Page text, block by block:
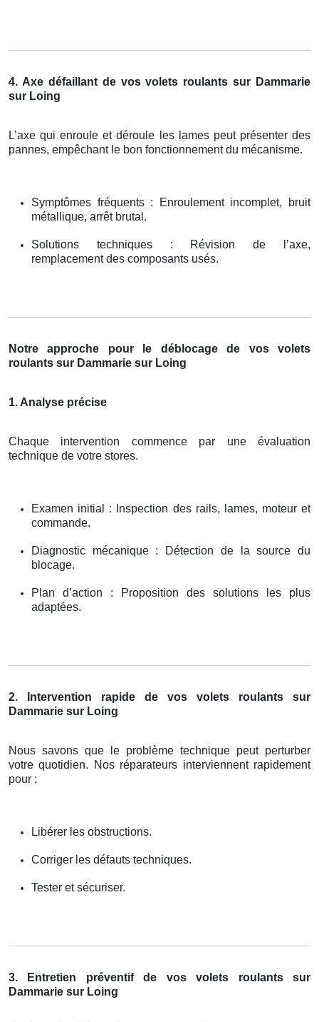
4. Axe défaillant de vos volets roulants sur Dammarie
sur Loing
L’axe qui enroule et déroule les lames peut présenter des
pannes, empêchant le bon fonctionnement du mécanisme.
Symptômes fréquents : Enroulement incomplet, bruit
métallique, arrêt brutal.
Solutions techniques : Révision de l’axe,
remplacement des composants usés.
Notre approche pour le déblocage de vos volets
roulants sur Dammarie sur Loing
1. Analyse précise
Chaque intervention commence par une évaluation
technique de votre stores.
Examen initial : Inspection des rails, lames, moteur et
commande.
Diagnostic mécanique : Détection de la source du
blocage.
Plan d’action : Proposition des solutions les plus
adaptées.
2. Intervention rapide de vos volets roulants sur
Dammarie sur Loing
Nous savons que le problème technique peut perturber
votre quotidien. Nos réparateurs interviennent rapidement
pour :
Libérer les obstructions.
Corriger les défauts techniques.
Tester et sécuriser.
3. Entretien préventif de vos volets roulants sur
Dammarie sur Loing